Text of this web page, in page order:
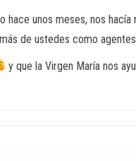
hace unos meses, nos
de ustedes como
y que la Virgen María nos